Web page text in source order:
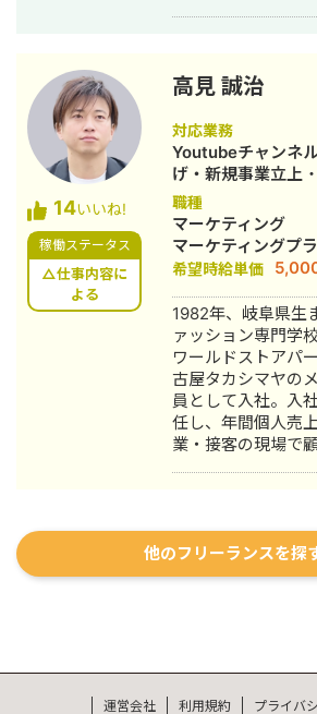
ケ支援会社（当時
ンとして参画し、
社集客（SEO・
作・YouTubeチャ
マーケティング等
月 名古屋大学理学
年4月〜 Webマー
系クライアントを
月 これまでの経験
株式会社プラマー
ージ：https://
（※一部抜粋） #広
サービスにて、
な事例が複数あり
代行サービス「カ
StockSunサロンの
・ベンチャー企業~
ーケティング支援
運用、LP制作を担
対策を1人で担当
約7倍(3,000→約
わせ件数を1件か
ャンネル登録者数
14いいね!
稼働ステータス
△仕事内容に
よる
高見 誠治
対応業務
Youtubeチャンネ
げ・新規事業立上
画制作・動画編集
職種
マーケティング
マーケティングプ
希望時給単価
1982年、岐阜県生
ァッション専門学校卒業。
ワールドストアパー
古屋タカシマヤの
員として入社。入
任し、年間個人売
業・接客の現場で
26歳で退職。国家
療短期大学へ入学。 ■ 柔道整復師
家資格取得・整形外科入
「誠美接骨院」を
他のフリーランスを探
運営会社 利用規約 プライバ